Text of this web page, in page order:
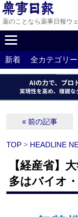
薬のことなら薬事日報ウ
新着 全カテゴリー
« 前の記事
TOP > HEADLINE
【経産省】
多はバイオ